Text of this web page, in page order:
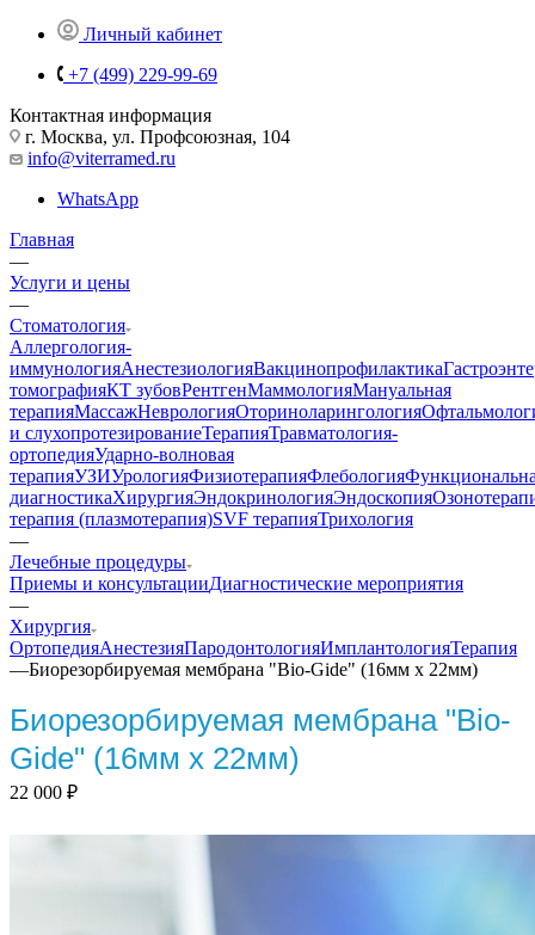
Личный кабинет
+7 (499) 229-99-69
Контактная информация
г. Москва, ул. Профсоюзная, 104
info@viterramed.ru
WhatsApp
Главная
—
Услуги и цены
—
Стоматология
Аллергология-
иммунологияАнестезиологияВакцинопрофилактика
томографияКТ зубовРентгенМаммологияМануальная
терапияМассажНеврологияОториноларингология
и слухопротезированиеТерапияТравматология-
ортопедияУдарно-волновая
терапияУЗИУрологияФизиотерапияФлебология
диагностикаХирургияЭндокринологияЭндоскопия
терапия (плазмотерапия)SVF терапияТрихология
—
Лечебные процедуры
Приемы и консультацииДиагностические мероприятия
—
Хирургия
ОртопедияАнестезияПародонтологияИмплантологияТерапия
—Биорезорбируемая мембрана "Bio-Gide" (16мм х 22мм)
Биорезорбируемая мембрана "Bio-
Gide" (16мм х 22мм)
22 000 ₽